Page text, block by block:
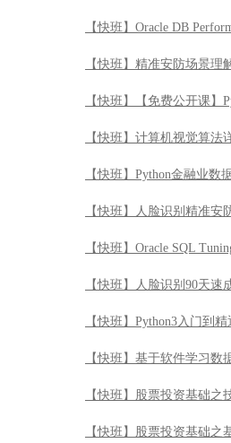
【快班】Oracle DB
【快班】精准安防场景理
【快班】【免费公开课】
【快班】计算机视觉算法
【快班】Python金融业数
【快班】人脸识别精准安
【快班】Oracle SQL
【快班】人脸识别90天速
【快班】Python3入门到
【快班】基于软件学习数
【快班】股票投资基础之
【快班】股票投资基础之